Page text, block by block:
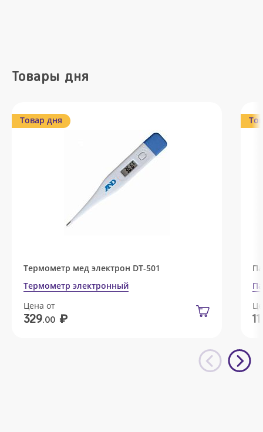
Товары дня
Товар дня
Термометр мед электрон DT-501
Термометр электронный
Цена от
329.00 ₽ 11